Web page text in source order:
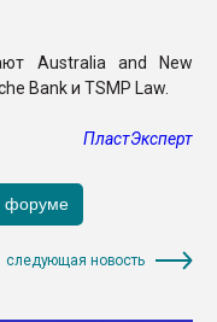
Australia and New
Bank и TSMP Law.
ПластЭксперт
следующая новость